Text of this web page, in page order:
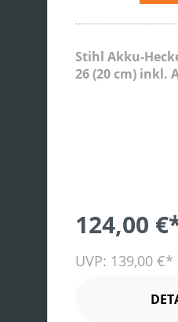
Stihl Akku-
26 (20 cm) inkl. Akku
124,00
UVP: 139,00 €*